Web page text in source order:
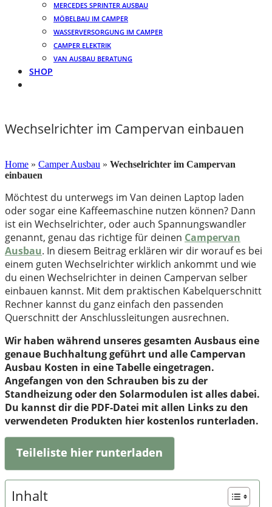
MERCEDES SPRINTER AUSBAU
MÖBELBAU IM CAMPER
WASSERVERSORGUNG IM CAMPER
CAMPER ELEKTRIK
VAN AUSBAU BERATUNG
SHOP
Wechselrichter im Campervan einbauen
Home » Camper Ausbau » Wechselrichter im Campervan
einbauen
Möchtest du unterwegs im Van deinen Laptop laden
oder sogar eine Kaffeemaschine nutzen können? Dann
ist ein Wechselrichter, oder auch Spannungswandler
genannt, genau das richtige für deinen Campervan
Ausbau. In diesem Beitrag erklären wir dir worauf es bei
einem guten Wechselrichter wirklich ankommt und wie
du einen Wechselrichter in deinen Campervan selber
einbauen kannst. Mit dem praktischen Kabelquerschnitt
Rechner kannst du ganz einfach den passenden
Querschnitt der Anschlussleitungen ausrechnen.
Wir haben während unseres gesamten Ausbaus eine
genaue Buchhaltung geführt und alle Campervan
Ausbau Kosten in eine Tabelle eingetragen.
Angefangen von den Schrauben bis zu der
Standheizung oder den Solarmodulen ist alles dabei.
Du kannst dir die PDF-Datei mit allen Links zu den
verwendeten Produkten hier kostenlos runterladen.
Teileliste hier runterladen
Inhalt